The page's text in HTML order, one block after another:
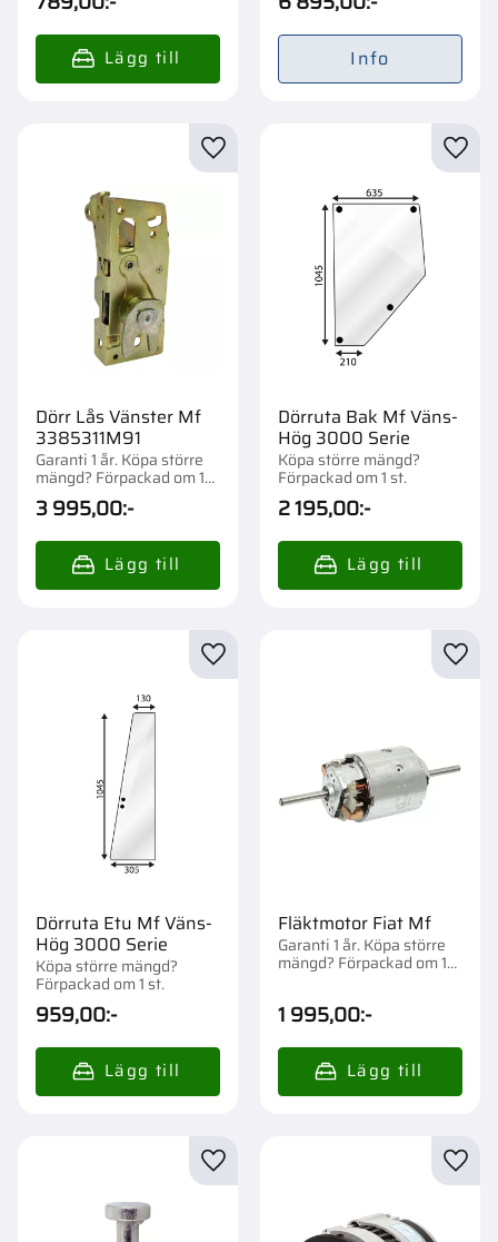
Info
Dörr Lås Vänster Mf
3385311M91
Garanti 1 år. Köpa större
mängd? Förpackad om 1
st.
3 995,00:-
Lägg till i favoriter
Dörruta Bak Mf Väns-
Hög 3000 Serie
Köpa större mängd?
Förpackad om 1 st.
2 195,00:-
Dörruta Etu Mf Väns-
Hög 3000 Serie
Köpa större mängd?
Förpackad om 1 st.
959,00:-
Lägg till i favoriter
Fläktmotor Fiat Mf
Garanti 1 år. Köpa större
mängd? Förpackad om 1
1 995,00:-
Lägg till i favoriter